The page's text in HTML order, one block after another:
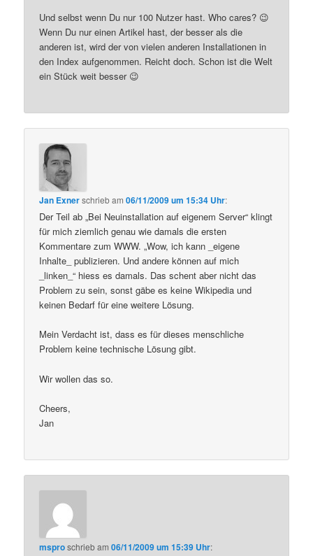
Und selbst wenn Du nur 100 Nutzer hast. Who cares? 😉
Wenn Du nur einen Artikel hast, der besser als die
anderen ist, wird der von vielen anderen Installationen in
den Index aufgenommen. Reicht doch. Schon ist die Welt
ein Stück weit besser 😉
Jan Exnerschriebam06/11/2009 um 15:34 Uhr:
Der Teil ab „Bei Neuinstallation auf eigenem Server“ klingt
für mich ziemlich genau wie damals die ersten
Kommentare zum WWW. „Wow, ich kann _eigene
Inhalte_ publizieren. Und andere können auf mich
_linken_“ hiess es damals. Das schent aber nicht das
Problem zu sein, sonst gäbe es keine Wikipedia und
keinen Bedarf für eine weitere Lösung.
Mein Verdacht ist, dass es für dieses menschliche
Problem keine technische Lösung gibt.
Wir wollen das so.
Cheers,
Jan
msproschriebam06/11/2009 um 15:39 Uhr: